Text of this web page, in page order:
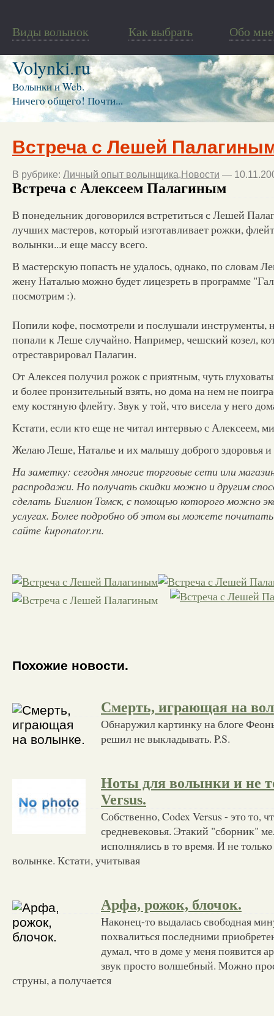
Виды волынок Как выбрать Обо мне
Volynki.ru
Волынки и Web.
Ничего общего! Почти...
Встреча с Лешей
В рубрике: Личный опыт волынщика, Новости —
Встреча с Алексеем Палагиным
В понедельник договорился встретиться с Лешей
лучших мастеров, который изготавливает рожки,
волынки...и еще массу всего.
В мастерскую попасть не удалось, однако, по словам
жену Наталью можно будет лицезреть в программе
посмотрим :).
Попили кофе, посмотрели и послушали инструменты,
попали к Леше случайно. Например, чешский козел,
отреставрировал Палагин.
От Алексея получил рожок с приятным, чуть
и более пронзительный взять, но дома на нем не
ему костяную флейту. Звук у той, что висела у него
Кстати, если кто еще не читал интервью с Алексеем,
Желаю Леше, Наталье и их малышу доброго здоровья и
На заметку: сегодня многие торговые сети или
распродажи. Но получать скидки можно и другим
сделать Биглион Томск, с помощью которого можно
услугах. Более подробно об этом вы можете
сайте kuponator.ru.
Похожие новости.
Смерть, играющая на
Обнаружил картинку на блоге
решил не выкладывать. P.S.
Ноты для волынки и не
Versus.
Собственно, Codex Versus - это то,
средневековья. Этакий "сборник"
исполнялись в то время. И не
волынке. Кстати, учитывая
Арфа, рожок, блочок.
Наконец-то выдалась свободная
похвалиться последними
думал, что в доме у меня появится
звук просто волшебный. Можно
струны, а получается